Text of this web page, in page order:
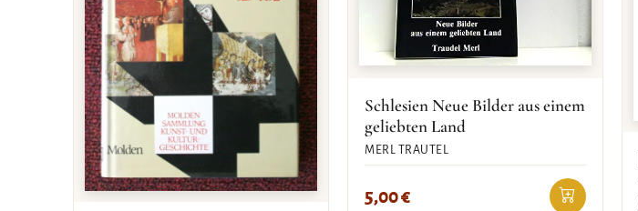
Schlesien Neue Bilder aus einem
geliebten Land
MERL TRAUTEL
5,00€